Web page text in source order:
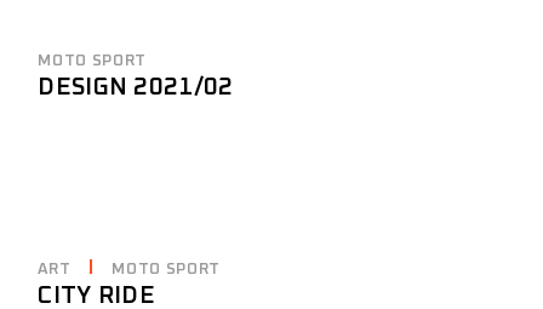
MOTO SPORT
DESIGN 2021/02
ART MOTO SPORT
CITY RIDE